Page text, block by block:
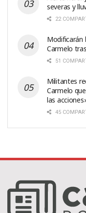
severas y
22
Modificarán
Carmelo
51
Militantes
Carmelo
las
45